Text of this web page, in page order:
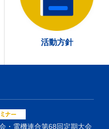
活動方針
・電機連合第68回定期大会